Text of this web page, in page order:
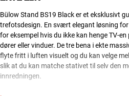
Bülow Stand BS19 Black er et eksklusivt
trefotsdesign. En svært elegant løsning
for eksempel hvis du ikke kan henge TV-
dører eller vinduer. De tre bena i ekte
flyte fritt i luften visuelt og du kan velge
slik at du kan matche stativet til selv den
innredningen.